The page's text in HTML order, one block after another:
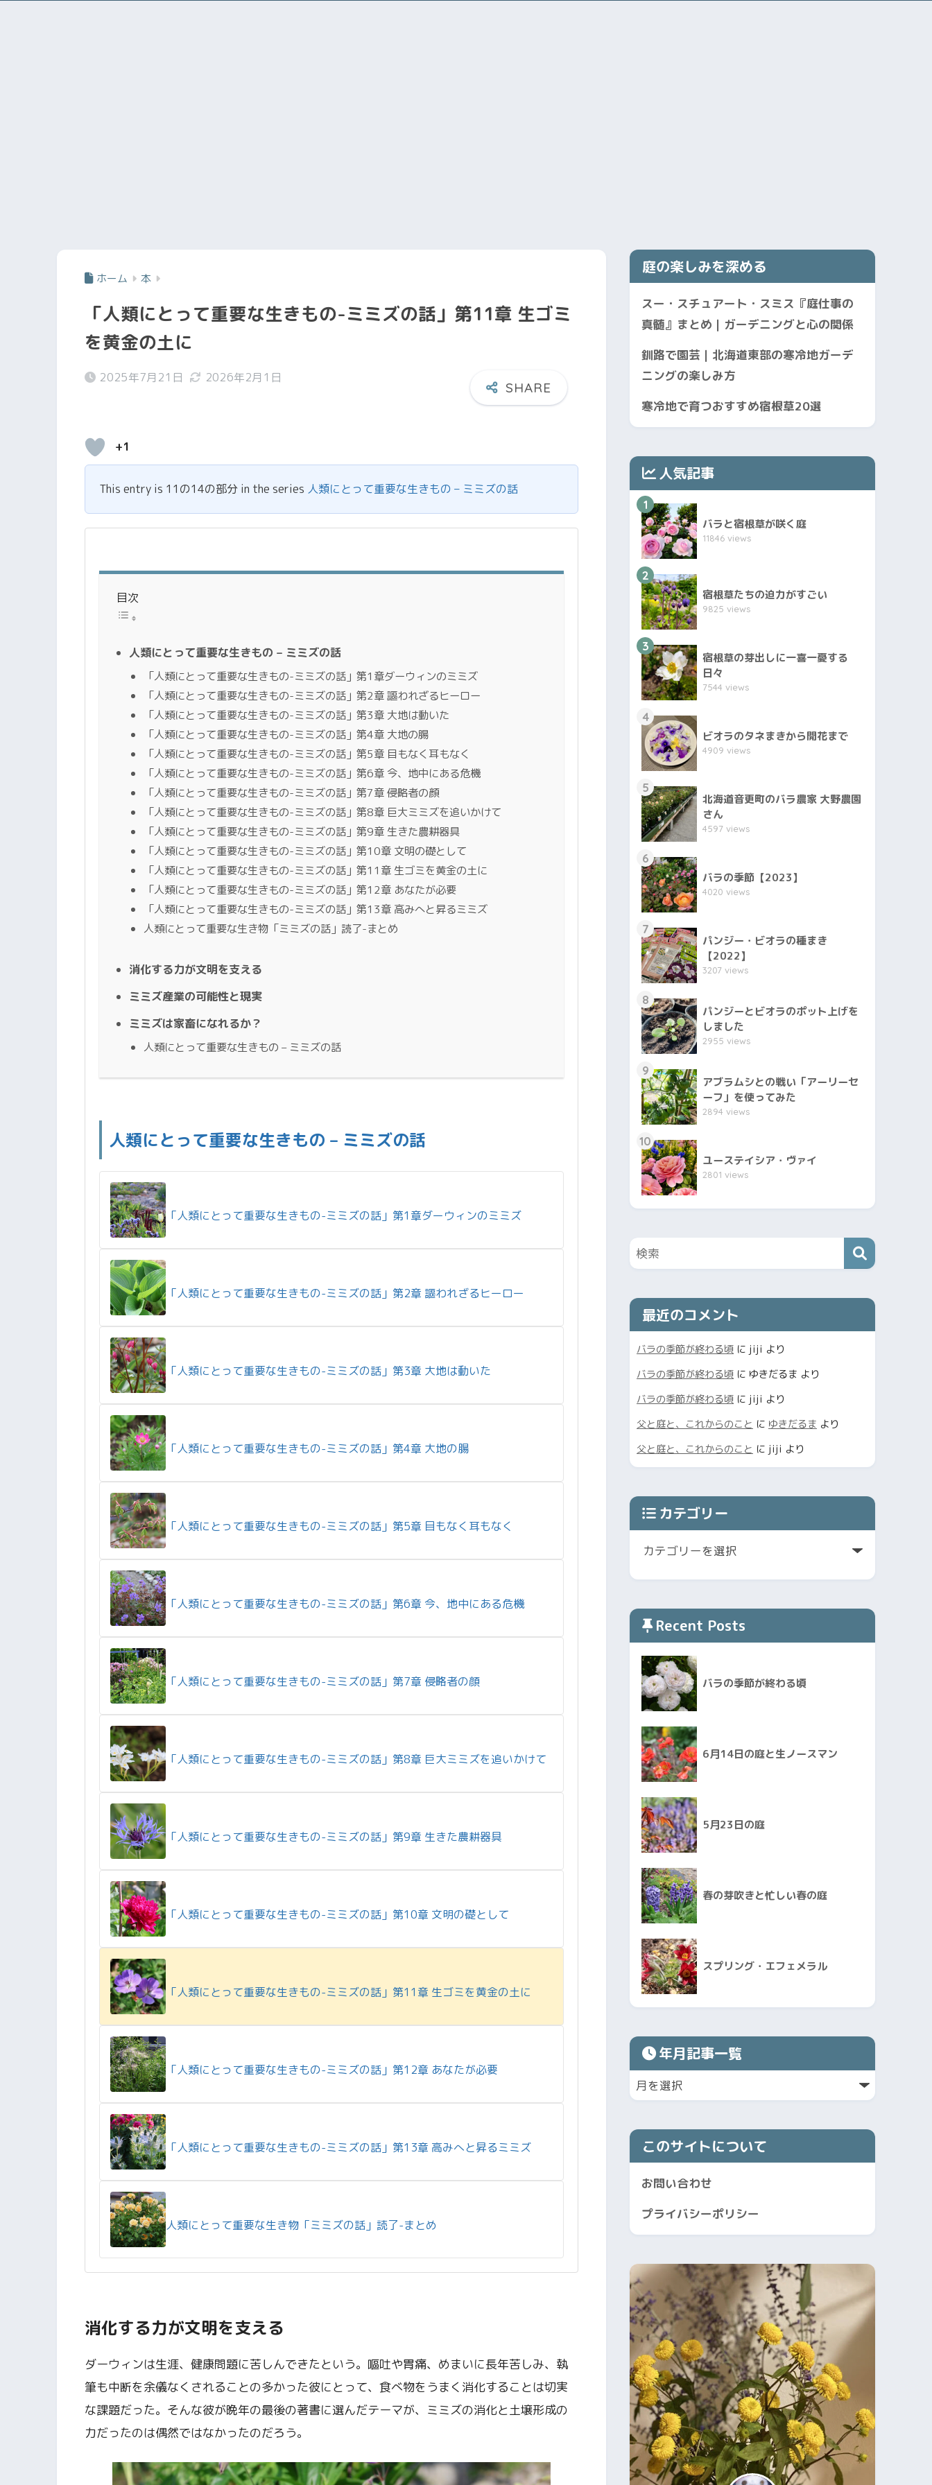
ホーム 本
「人類にとって重要な生きもの-ミミズの話」第11章 生ゴミ
を黄金の土に
2025年7月21日 2026年2月1日
+1
This entry is 11の14の部分 in the series 人類にとって重要な生きもの – ミミズの話
目次
人類にとって重要な生きもの – ミミズの話
「人類にとって重要な生きもの-ミミズの話」第1章ダーウィンのミミズ
「人類にとって重要な生きもの-ミミズの話」第2章 謳われざるヒーロー
「人類にとって重要な生きもの-ミミズの話」第3章 大地は動いた
「人類にとって重要な生きもの-ミミズの話」第4章 大地の腸
「人類にとって重要な生きもの-ミミズの話」第5章 目もなく耳もなく
「人類にとって重要な生きもの-ミミズの話」第6章 今、地中にある危機
「人類にとって重要な生きもの-ミミズの話」第7章 侵略者の顔
「人類にとって重要な生きもの-ミミズの話」第8章 巨大ミミズを追いかけて
「人類にとって重要な生きもの-ミミズの話」第9章 生きた農耕器具
「人類にとって重要な生きもの-ミミズの話」第10章 文明の礎として
「人類にとって重要な生きもの-ミミズの話」第11章 生ゴミを黄金の土に
「人類にとって重要な生きもの-ミミズの話」第12章 あなたが必要
「人類にとって重要な生きもの-ミミズの話」第13章 高みへと昇るミミズ
人類にとって重要な生き物「ミミズの話」読了-まとめ
消化する力が文明を支える
ミミズ産業の可能性と現実
ミミズは家畜になれるか？
人類にとって重要な生きもの – ミミズの話
人類にとって重要な生きもの – ミミズの話
「人類にとって重要な生きもの-ミミズの話」第1章ダーウィンのミミズ
「人類にとって重要な生きもの-ミミズの話」第2章 謳われざるヒーロー
「人類にとって重要な生きもの-ミミズの話」第3章 大地は動いた
「人類にとって重要な生きもの-ミミズの話」第4章 大地の腸
「人類にとって重要な生きもの-ミミズの話」第5章 目もなく耳もなく
「人類にとって重要な生きもの-ミミズの話」第6章 今、地中にある危機
「人類にとって重要な生きもの-ミミズの話」第7章 侵略者の顔
「人類にとって重要な生きもの-ミミズの話」第8章 巨大ミミズを追いかけて
「人類にとって重要な生きもの-ミミズの話」第9章 生きた農耕器具
「人類にとって重要な生きもの-ミミズの話」第10章 文明の礎として
「人類にとって重要な生きもの-ミミズの話」第11章 生ゴミを黄金の土に
「人類にとって重要な生きもの-ミミズの話」第12章 あなたが必要
「人類にとって重要な生きもの-ミミズの話」第13章 高みへと昇るミミズ
人類にとって重要な生き物「ミミズの話」読了-まとめ
消化する力が文明を支える
ダーウィンは生涯、健康問題に苦しんできたという。嘔吐や胃痛、めまいに長年苦しみ、執
筆も中断を余儀なくされることの多かった彼にとって、食べ物をうまく消化することは切実
な課題だった。そんな彼が晩年の最後の著書に選んだテーマが、ミミズの消化と土壌形成の
力だったのは偶然ではなかったのだろう。
庭の楽しみを深める
スー・スチュアート・スミス『庭仕事の
真髄』まとめ｜ガーデニングと心の関係
釧路で園芸｜北海道東部の寒冷地ガーデ
ニングの楽しみ方
寒冷地で育つおすすめ宿根草20選
人気記事
1
バラと宿根草が咲く庭
11846 views
2
宿根草たちの迫力がすごい
9825 views
3
宿根草の芽出しに一喜一憂する
日々
7544 views
4
ビオラのタネまきから開花まで
4909 views
5
北海道音更町のバラ農家 大野農園
さん
4597 views
6
バラの季節【2023】
4020 views
7
パンジー・ビオラの種まき
【2022】
3207 views
8
パンジーとビオラのポット上げを
しました
2955 views
9
アブラムシとの戦い「アーリーセ
ーフ」を使ってみた
2894 views
10
ユーステイシア・ヴァイ
2801 views
最近のコメント
バラの季節が終わる頃 に jiji より
バラの季節が終わる頃 に ゆきだるま より
バラの季節が終わる頃 に jiji より
父と庭と、これからのこと に ゆきだるま より
父と庭と、これからのこと に jiji より
カテゴリー
Recent Posts
バラの季節が終わる頃
6月14日の庭と生ノースマン
5月23日の庭
春の芽吹きと忙しい春の庭
スプリング・エフェメラル
年月記事一覧
このサイトについて
お問い合わせ
プライバシーポリシー